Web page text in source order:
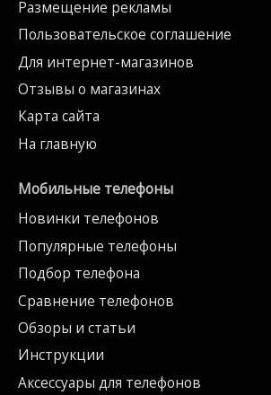
Размещение рекламы
Пользовательское соглашение
Для интернет-магазинов
Отзывы о магазинах
Карта сайта
На главную
Мобильные телефоны
Новинки телефонов
Популярные телефоны
Подбор телефона
Сравнение телефонов
Обзоры и статьи
Инструкции
Аксессуары для телефонов